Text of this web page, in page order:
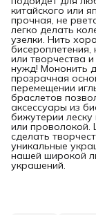
китайского или
прочная, не
легко делать
узелки. Нить
или творчества
нужд! Мононить
прозрачная
перемещении
браслетов
аксессуары из
бижутерии
или проволокой.
сделать
уникальные
нашей широкой
украшений.